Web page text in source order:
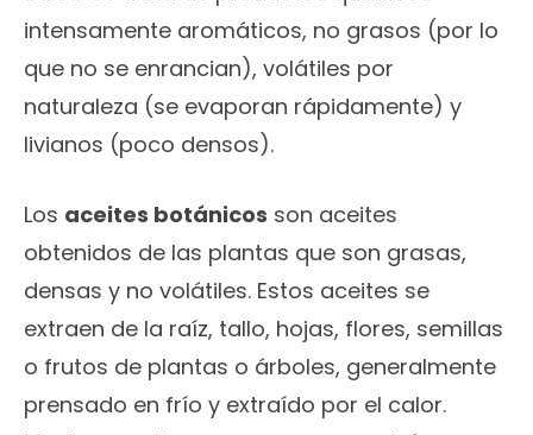
intensamente aromáticos, no grasos (por lo
que no se enrancian), volátiles por
naturaleza (se evaporan rápidamente) y
livianos (poco densos).
Los aceites botánicos son aceites
obtenidos de las plantas que son grasas,
densas y no volátiles. Estos aceites se
extraen de la raíz, tallo, hojas, flores, semillas
o frutos de plantas o árboles, generalmente
prensado en frío y extraído por el calor.